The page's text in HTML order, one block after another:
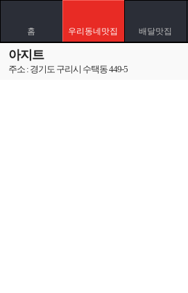
홈 우리동네맛집 배달맛집
아지트
주소 : 경기도 구리시 수택동 449-5